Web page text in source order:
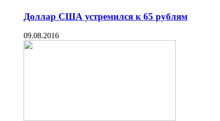
Доллар США устремился к 65 рублям
09.08.2016